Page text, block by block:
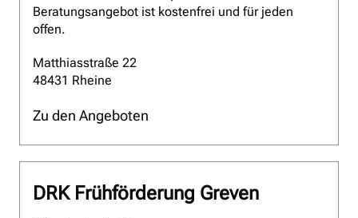
Beratungsangebot ist kostenfrei und für jeden
offen.
Matthiasstraße 22
48431 Rheine
Zu den Angeboten
DRK Frühförderung Greven